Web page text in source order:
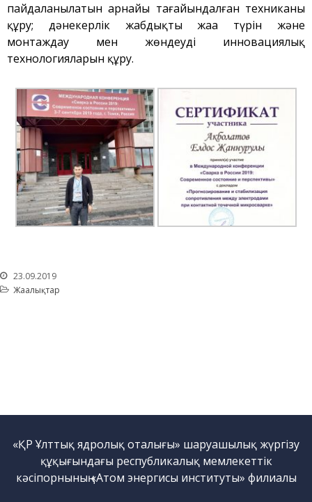
Қысымдағы ыдыстар
Қауiпсiздiк сараптамасы
тасымалдау
ЯМ, ИСК, РЗ, РАҚ сақтау
Радиациялық бақылау
Қатерсіздендіру
Сәулет, қала құрылысы
және құрылыс
саласындағы қызмет
Атом энергиясын
пайдалану
пайдаланылатын арнайы тағайындалған техниканы
құру; дәнекерлік жабдықтың жаңа түрін және
монтаждау мен жөндеудің инновациялық
технологияларын құру.
23.09.2019
Жаңалықтар
«ҚР Ұлттық ядролық оталығы» шаруашылық жүргізу
құқығындағы республикалық мемлекеттік
кәсіпорнының «Атом энергисы институты» филиалы